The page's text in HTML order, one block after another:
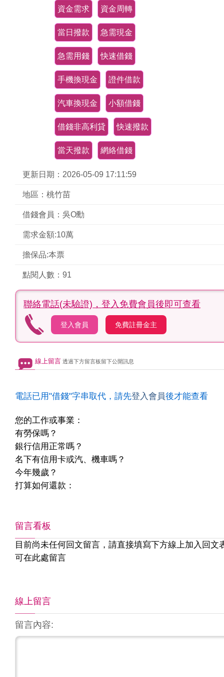
資金需求 資金周轉
當日撥款 急需現金
急需用錢 快速借錢
手機換現金 證件借款
汽車換現金 小額借錢
借錢非高利貸 快速撥款
當天撥款 網絡借錢
更新日期：2026-05-09 17:11:59
地區：桃竹苗
借錢會員：吳O勳
需求金額:10萬
擔保品:本票
點閱人數：91
聯絡電話(未驗證)， 登入免費會員後即可查看
登入會員 免費註冊金主
線上留言 透過下方留言板留下公開訊息
電話已用"借錢"字串取代，請先登入會員後才能查看
您的工作或事業：
有勞保嗎？
銀行信用正常嗎？
名下有信用卡或汽、機車嗎？
今年幾歲？
打算如何還款：
留言看板
目前尚未任何回文留言，請直接填寫下方線上加入回文
可在此處留言
線上留言
留言內容: